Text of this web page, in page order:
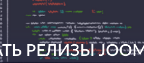
РЕЛИЗЫ